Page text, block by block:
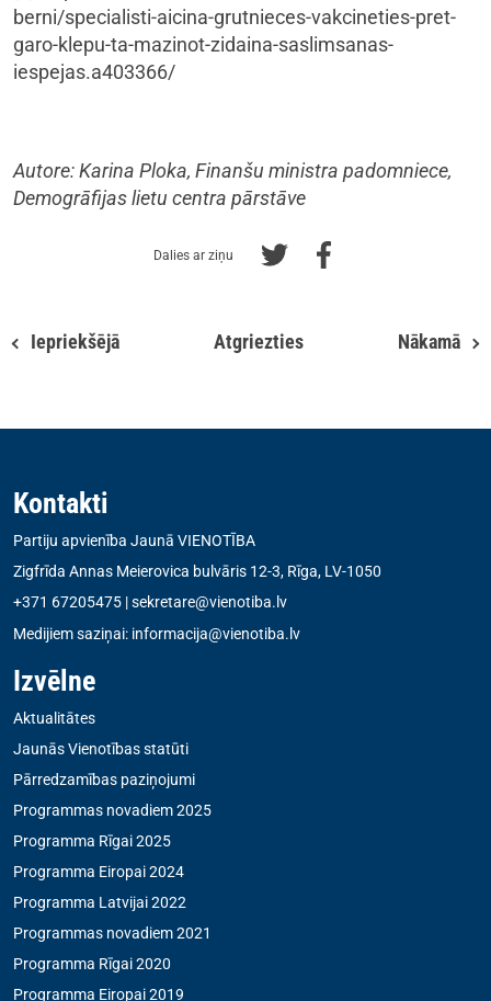
berni/specialisti-aicina-grutnieces-vakcineties-pret-
garo-klepu-ta-mazinot-zidaina-saslimsanas-
iespejas.a403366/
Autore: Karina Ploka, Finanšu ministra padomniece,
Demogrāfijas lietu centra pārstāve
Dalies ar ziņu
Iepriekšējā Atgriezties Nākamā
Kontakti
Partiju apvienība Jaunā VIENOTĪBA
Zigfrīda Annas Meierovica bulvāris 12-3, Rīga, LV-1050
+371 67205475 |sekretare@vienotiba.lv
Medijiem saziņai: informacija@vienotiba.lv
Izvēlne
Aktualitātes
Jaunās Vienotības statūti
Pārredzamības paziņojumi
Programmas novadiem 2025
Programma Rīgai 2025
Programma Eiropai 2024
Programma Latvijai 2022
Programmas novadiem 2021
Programma Rīgai 2020
Programma Eiropai 2019